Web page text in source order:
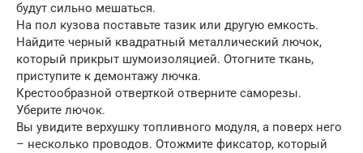
будут сильно мешаться.
На пол кузова поставьте тазик или другую емкость.
Найдите черный квадратный металлический лючок,
который прикрыт шумоизоляцией. Отогните ткань,
приступите к демонтажу лючка.
Крестообразной отверткой отверните саморезы.
Уберите лючок.
Вы увидите верхушку топливного модуля, а поверх него
– несколько проводов. Отожмите фиксатор, который